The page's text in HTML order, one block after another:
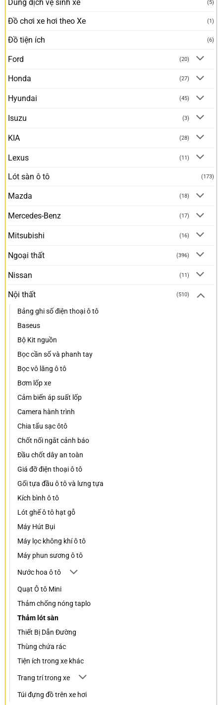
Dung dịch vệ sinh xe (5)
Đồ chơi xe hơi theo Xe (1)
Đồ tiện ích (6)
Ford (20)
Honda (27)
Hyundai (45)
Isuzu (3)
KIA (28)
Lexus (11)
Lót sàn ô tô (173)
Mazda (18)
Mercedes-Benz (17)
Mitsubishi (16)
Ngoại thất (396)
Nissan (11)
Nội thất (510)
Bảng ghi số điện thoại ô tô
Baseus
Bộ Kit nguồn
Bọc cần số và phanh tay
Bọc vô lăng ô tô
Bơm lốp xe
Cảm biến áp suất lốp
Camera hành trình
Chia tẩu sạc ôtô
Chốt nối ngắt cảnh báo
Đầu chốt dây an toàn
Giá đỡ điện thoại ô tô
Gối tựa đầu ô tô và lưng tựa
Kích bình ô tô
Lót ghế ô tô hạt gỗ
Máy Hút Bụi
Máy lọc không khí ô tô
Máy phun sương ô tô
Nước hoa ô tô
Quạt Ô tô Mini
Thảm chống nóng taplo
Thảm lót sàn
Thiết Bị Dẫn Đường
Thùng chứa rác
Tiện ích trong xe khác
Trang trí trong xe
Túi đựng đồ trên xe hơi